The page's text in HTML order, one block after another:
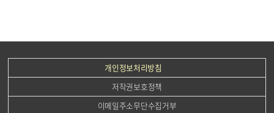
있
습
개인정보처리방침
저작권보호정책
이메일주소무단수집거부